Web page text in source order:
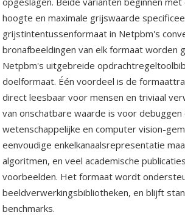
hoogte en maximale grijswaarde
grijstintentussenformaat in Netpbm's
bronafbeeldingen van elk formaat
Netpbm's uitgebreide
doelformaat. Één voordeel is de
direct leesbaar voor mensen en triviaal
van onschatbare waarde is voor
wetenschappelijke en computer vision-
eenvoudige enkelkanaalsrepresentatie
algoritmen, en veel academische
voorbeelden. Het formaat wordt
beeldverwerkingsbibliotheken, en blijft
benchmarks.